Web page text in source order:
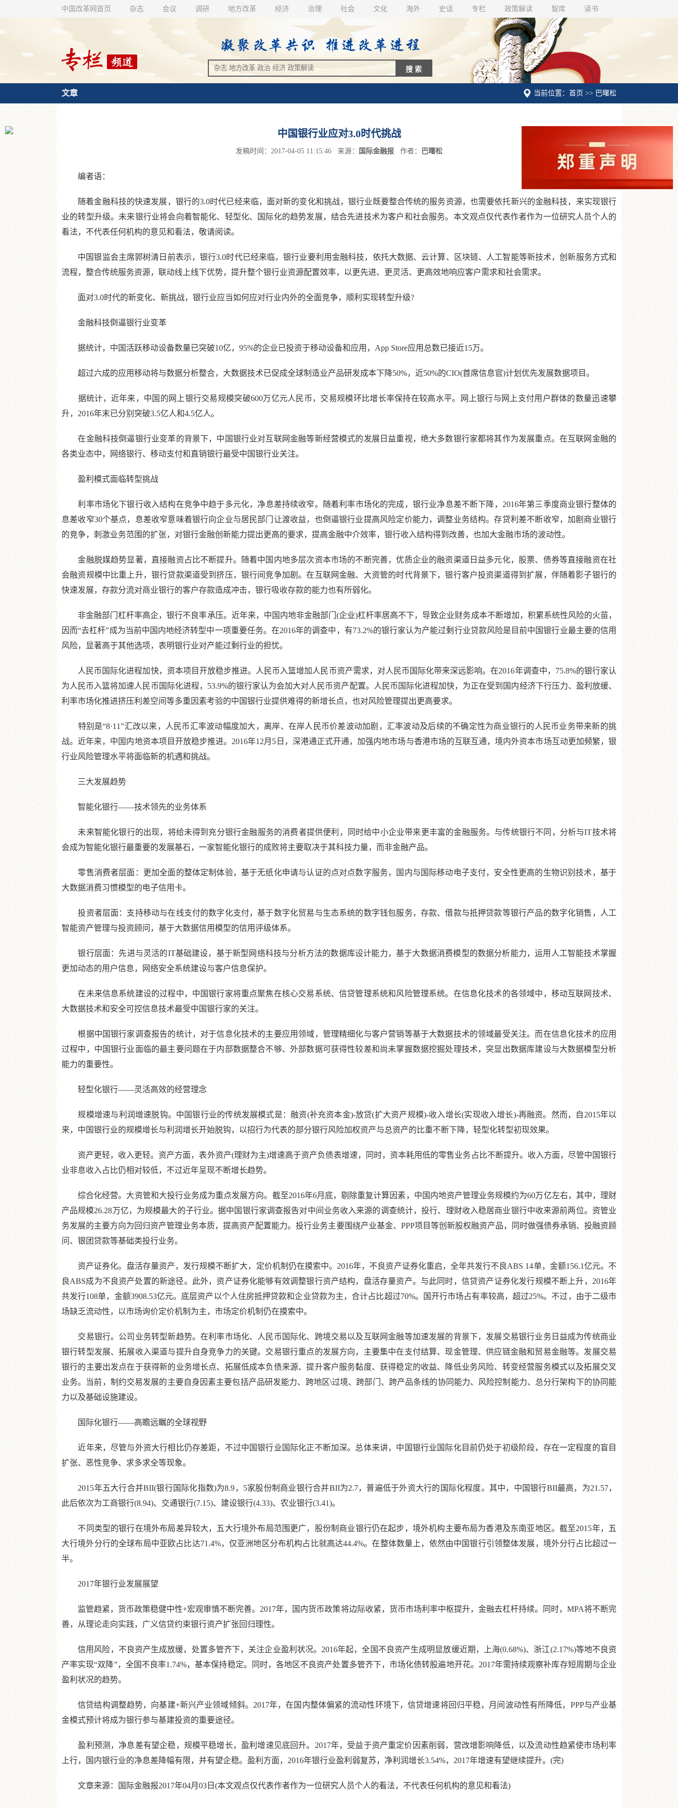
中国改革网首页 杂志 会议 调研 地方改革 经济 治理 社会 文化 海外 史话 专栏 政策解读 智库 读书
当前位置：首页 >> 巴曙松
文章
中国银行业应对3.0时代挑战
发稿时间：2017-04-05 11:15:46 来源： 国际金融报 作者： 巴曙松
编者语：
随着金融科技的快速发展，银行的3.0时代已经来临，面对新的变化和挑战，银行业既要整合传统的服务资源，也需要依托新兴的金融科技，来实现银行
业的转型升级。未来银行业将会向着智能化、轻型化、国际化的趋势发展，结合先进技术为客户和社会服务。本文观点仅代表作者作为一位研究人员个人的
看法，不代表任何机构的意见和看法，敬请阅读。
中国银监会主席郭树清日前表示，银行3.0时代已经来临，银行业要利用金融科技，依托大数据、云计算、区块链、人工智能等新技术，创新服务方式和
流程，整合传统服务资源，联动线上线下优势，提升整个银行业资源配置效率，以更先进、更灵活、更高效地响应客户需求和社会需求。
面对3.0时代的新变化、新挑战，银行业应当如何应对行业内外的全面竞争，顺利实现转型升级?
金融科技倒逼银行业变革
据统计，中国活跃移动设备数量已突破10亿，95%的企业已投资于移动设备和应用，App Store应用总数已接近15万。
超过六成的应用移动将与数据分析整合，大数据技术已促成全球制造业产品研发成本下降50%，近50%的CIO(首席信息官)计划优先发展数据项目。
据统计，近年来，中国的网上银行交易规模突破600万亿元人民币，交易规模环比增长率保持在较高水平。网上银行与网上支付用户群体的数量迅速攀
升，2016年末已分别突破3.5亿人和4.5亿人。
在金融科技倒逼银行业变革的背景下，中国银行业对互联网金融等新经营模式的发展日益重视，绝大多数银行家都将其作为发展重点。在互联网金融的
各类业态中，网络银行、移动支付和直销银行最受中国银行业关注。
盈利模式面临转型挑战
利率市场化下银行收入结构在竞争中趋于多元化，净息差持续收窄。随着利率市场化的完成，银行业净息差不断下降，2016年第三季度商业银行整体的
息差收窄30个基点，息差收窄意味着银行向企业与居民部门让渡收益，也倒逼银行业提高风险定价能力，调整业务结构。存贷利差不断收窄，加剧商业银行
的竞争，刺激业务范围的扩张，对银行金融创新能力提出更高的要求，提高金融中介效率，银行收入结构得到改善，也加大金融市场的波动性。
金融脱媒趋势显著，直接融资占比不断提升。随着中国内地多层次资本市场的不断完善，优质企业的融资渠道日益多元化，股票、债券等直接融资在社
会融资规模中比重上升，银行贷款渠道受到挤压，银行间竞争加剧。在互联网金融、大资管的时代背景下，银行客户投资渠道得到扩展，伴随着影子银行的
快速发展，存款分流对商业银行的客户存款造成冲击，银行吸收存款的能力也有所弱化。
非金融部门杠杆率高企，银行不良率承压。近年来，中国内地非金融部门(企业)杠杆率居高不下，导致企业财务成本不断增加，积累系统性风险的火苗，
因而“去杠杆”成为当前中国内地经济转型中一项重要任务。在2016年的调查中，有73.2%的银行家认为产能过剩行业贷款风险是目前中国银行业最主要的信用
风险，显著高于其他选项，表明银行业对产能过剩行业的担忧。
人民币国际化进程加快，资本项目开放稳步推进。人民币入篮增加人民币资产需求，对人民币国际化带来深远影响。在2016年调查中，75.8%的银行家认
为人民币入篮将加速人民币国际化进程，53.9%的银行家认为会加大对人民币资产配置。人民币国际化进程加快，为正在受到国内经济下行压力、盈利放缓、
利率市场化推进挤压利差空间等多重因素考验的中国银行业提供难得的新增长点，也对风险管理提出更高要求。
特别是“8·11”汇改以来，人民币汇率波动幅度加大，离岸、在岸人民币价差波动加剧，汇率波动及后续的不确定性为商业银行的人民币业务带来新的挑
战。近年来，中国内地资本项目开放稳步推进。2016年12月5日，深港通正式开通，加强内地市场与香港市场的互联互通，境内外资本市场互动更加频繁，银
行业风险管理水平将面临新的机遇和挑战。
三大发展趋势
智能化银行——技术领先的业务体系
未来智能化银行的出现，将给未得到充分银行金融服务的消费者提供便利，同时给中小企业带来更丰富的金融服务。与传统银行不同，分析与IT技术将
会成为智能化银行最重要的发展基石，一家智能化银行的成败将主要取决于其科技力量，而非金融产品。
零售消费者层面：更加全面的整体定制体验，基于无纸化申请与认证的点对点数字服务，国内与国际移动电子支付，安全性更高的生物识别技术，基于
大数据消费习惯模型的电子信用卡。
投资者层面：支持移动与在线支付的数字化支付，基于数字化贸易与生态系统的数字钱包服务，存款、借款与抵押贷款等银行产品的数字化销售，人工
智能资产管理与投资顾问，基于大数据信用模型的信用评级体系。
银行层面：先进与灵活的IT基础建设，基于新型网络科技与分析方法的数据库设计能力，基于大数据消费模型的数据分析能力，运用人工智能技术掌握
更加动态的用户信息，网络安全系统建设与客户信息保护。
在未来信息系统建设的过程中，中国银行家将重点聚焦在核心交易系统、信贷管理系统和风险管理系统。在信息化技术的各领域中，移动互联网技术、
大数据技术和安全可控信息技术最受中国银行家的关注。
根据中国银行家调查报告的统计，对于信息化技术的主要应用领域，管理精细化与客户营销等基于大数据技术的领域最受关注。而在信息化技术的应用
过程中，中国银行业面临的最主要问题在于内部数据整合不够、外部数据可获得性较差和尚未掌握数据挖掘处理技术，突显出数据库建设与大数据模型分析
能力的重要性。
轻型化银行——灵活高效的经营理念
规模增速与利润增速脱钩。中国银行业的传统发展模式是：融资(补充资本金)-放贷(扩大资产规模)-收入增长(实现收入增长)-再融资。然而，自2015年以
来，中国银行业的规模增长与利润增长开始脱钩，以招行为代表的部分银行风险加权资产与总资产的比重不断下降，轻型化转型初现效果。
资产更轻，收入更轻。资产方面，表外资产(理财为主)增速高于资产负债表增速，同时，资本耗用低的零售业务占比不断提升。收入方面，尽管中国银行
业非息收入占比仍相对较低，不过近年呈现不断增长趋势。
综合化经营。大资管和大投行业务成为重点发展方向。截至2016年6月底，剔除重复计算因素，中国内地资产管理业务规模约为60万亿左右，其中，理财
产品规模26.28万亿，为规模最大的子行业。据中国银行家调查报告对中间业务收入来源的调查统计，投行、理财收入稳居商业银行中收来源前两位。资管业
务发展的主要方向为回归资产管理业务本质，提高资产配置能力。投行业务主要围绕产业基金、PPP项目等创新股权融资产品，同时做强债券承销、投融资顾
问、银团贷款等基础类投行业务。
资产证券化。盘活存量资产，发行规模不断扩大，定价机制仍在摸索中。2016年，不良资产证券化重启，全年共发行不良ABS 14单，金额156.1亿元。不
良ABS成为不良资产处置的新途径。此外，资产证券化能够有效调整银行资产结构，盘活存量资产。与此同时，信贷资产证券化发行规模不断上升，2016年
共发行108单，金额3908.53亿元。底层资产以个人住房抵押贷款和企业贷款为主，合计占比超过70%。国开行市场占有率较高，超过25%。不过，由于二级市
场缺乏流动性，以市场询价定价机制为主，市场定价机制仍在摸索中。
交易银行。公司业务转型新趋势。在利率市场化、人民币国际化、跨境交易以及互联网金融等加速发展的背景下，发展交易银行业务日益成为传统商业
银行转型发展、拓展收入渠道与提升自身竞争力的关键。交易银行重点的发展方向，主要集中在支付结算、现金管理、供应链金融和贸易金融等。发展交易
银行的主要出发点在于获得新的业务增长点、拓展低成本负债来源、提升客户服务黏度、获得稳定的收益、降低业务风险、转变经营服务模式以及拓展交叉
业务。当前，制约交易发展的主要自身因素主要包括产品研发能力、跨地区\过境、跨部门、跨产品条线的协同能力、风险控制能力、总分行架构下的协同能
力以及基础设施建设。
国际化银行——高瞻远瞩的全球视野
近年来，尽管与外资大行相比仍存差距，不过中国银行业国际化正不断加深。总体来讲，中国银行业国际化目前仍处于初级阶段，存在一定程度的盲目
扩张、恶性竞争、求多求全等现象。
2015年五大行合并BII(银行国际化指数)为8.9，5家股份制商业银行合并BII为2.7，普遍低于外资大行的国际化程度。其中，中国银行BII最高，为21.57，
此后依次为工商银行(8.94)、交通银行(7.15)、建设银行(4.33)、农业银行(3.41)。
不同类型的银行在境外布局差异较大，五大行境外布局范围更广，股份制商业银行仍在起步，境外机构主要布局为香港及东南亚地区。截至2015年，五
大行境外分行的全球布局中亚欧占比达71.4%，仅亚洲地区分布机构占比就高达44.4%。在整体数量上，依然由中国银行引领整体发展，境外分行占比超过一
半。
2017年银行业发展展望
监管趋紧，货币政策稳健中性+宏观审慎不断完善。2017年，国内货币政策将边际收紧，货币市场利率中枢提升，金融去杠杆持续。同时，MPA将不断完
善，从理论走向实践，广义信贷约束银行资产扩张回归理性。
信用风险，不良资产生成放缓，处置多管齐下，关注企业盈利状况。2016年起，全国不良资产生成明显放缓近期，上海(0.68%)、浙江(2.17%)等地不良资
产率实现“双降”，全国不良率1.74%，基本保持稳定。同时，各地区不良资产处置多管齐下，市场化债转股遍地开花。2017年需持续观察补库存短周期与企业
盈利状况的趋势。
信贷结构调整趋势，向基建+新兴产业领域倾斜。2017年，在国内整体偏紧的流动性环境下，信贷增速将回归平稳，月间波动性有所降低，PPP与产业基
金模式预计将成为银行参与基建投资的重要途径。
盈利预测，净息差有望企稳，规模平稳增长，盈利增速见底回升。2017年，受益于资产重定价因素削弱，营改增影响降低，以及流动性趋紧使市场利率
上行，国内银行业的净息差降幅有限，并有望企稳。盈利方面，2016年银行业盈利弱复苏，净利润增长3.54%，2017年增速有望继续提升。(完)
文章来源：国际金融报2017年04月03日(本文观点仅代表作者作为一位研究人员个人的看法，不代表任何机构的意见和看法)